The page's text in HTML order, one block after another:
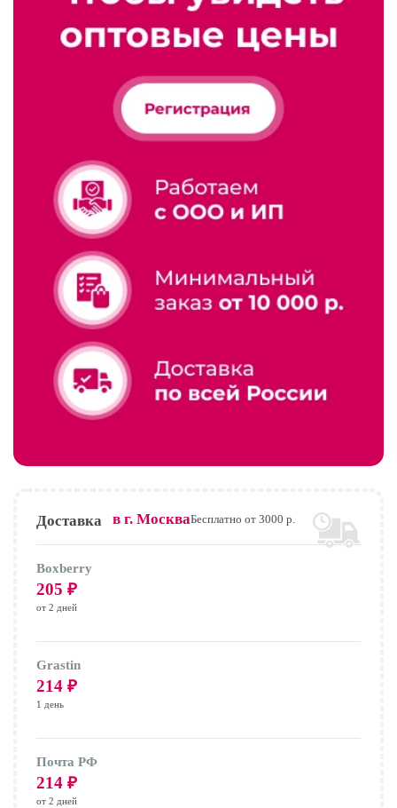
Доставка в г. МоскваБесплатно от 3000 р.
Boxberry
205 ₽
от 2 дней
Grastin
214 ₽
1 день
Почта РФ
214 ₽
от 2 дней